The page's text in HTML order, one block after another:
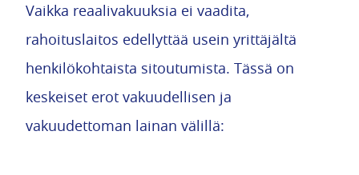
Vaikka reaalivakuuksia ei vaadita,
rahoituslaitos edellyttää usein yrittäjältä
henkilökohtaista sitoutumista. Tässä on
keskeiset erot vakuudellisen ja
vakuudettoman lainan välillä: